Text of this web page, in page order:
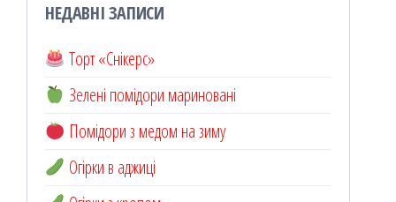
НЕДАВНІ ЗАПИСИ
Торт «Снікерс»
Зелені помідори мариновані
Помідори з медом на зиму
Огірки в аджиці